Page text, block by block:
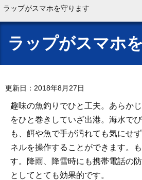
ラップがスマホを守ります
ラップがスマホ
更新日：2018年8月27日
趣味の魚釣りでひと工夫。あらか
をひと巻きしていざ出港。海水で
も、餌や魚で手が汚れても気にせ
ネルを操作することができます。
す。降雨、降雪時にも携帯電話の
としてとても効果的です。